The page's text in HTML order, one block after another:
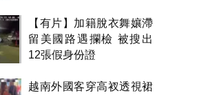
【有片】加籍脫衣舞孃滯
留美國路遇攔檢 被搜出
12張假身份證
越南外國客穿高衩透視裙